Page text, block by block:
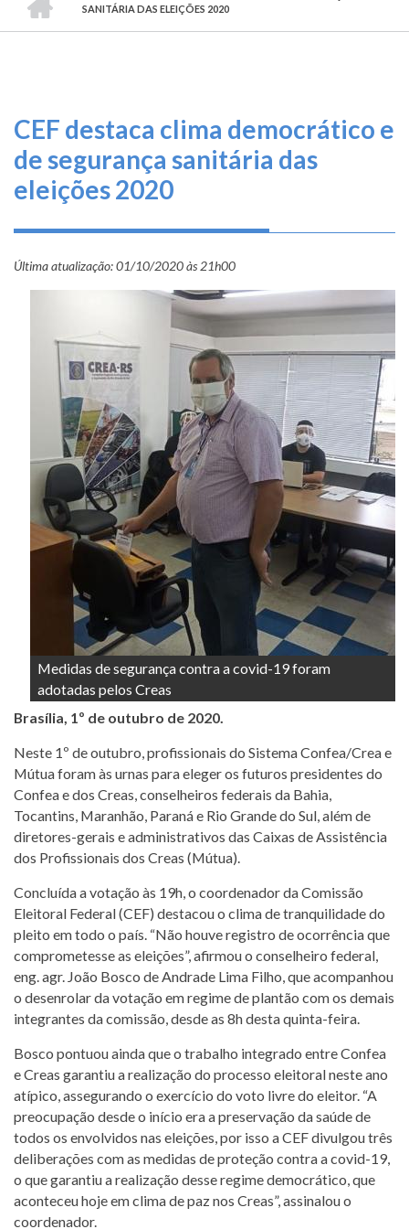
O
que
se
Conosco
Contas
TRILHA
DE
SANITÁRIA DAS ELEIÇÕES 2020
CEF destaca clima democrático e
de segurança sanitária das
eleições 2020
Última atualização:01/10/2020 às 21h00
Medidas de segurança contra a covid-19 foram
adotadas pelos Creas
Brasília, 1º de outubro de 2020.
Neste 1º de outubro, profissionais do Sistema Confea/Crea e
Mútua foram às urnas para eleger os futuros presidentes do
Confea e dos Creas, conselheiros federais da Bahia,
Tocantins, Maranhão, Paraná e Rio Grande do Sul, além de
diretores-gerais e administrativos das Caixas de Assistência
dos Profissionais dos Creas (Mútua).
Concluída a votação às 19h, o coordenador da Comissão
Eleitoral Federal (CEF) destacou o clima de tranquilidade do
pleito em todo o país. “Não houve registro de ocorrência que
comprometesse as eleições”, afirmou o conselheiro federal,
eng. agr. João Bosco de Andrade Lima Filho, que acompanhou
o desenrolar da votação em regime de plantão com os demais
integrantes da comissão, desde as 8h desta quinta-feira.
Bosco pontuou ainda que o trabalho integrado entre Confea
e Creas garantiu a realização do processo eleitoral neste ano
atípico, assegurando o exercício do voto livre do eleitor. “A
preocupação desde o início era a preservação da saúde de
todos os envolvidos nas eleições, por isso a CEF divulgou três
deliberações com as medidas de proteção contra a covid-19,
o que garantiu a realização desse regime democrático, que
aconteceu hoje em clima de paz nos Creas”, assinalou o
coordenador.